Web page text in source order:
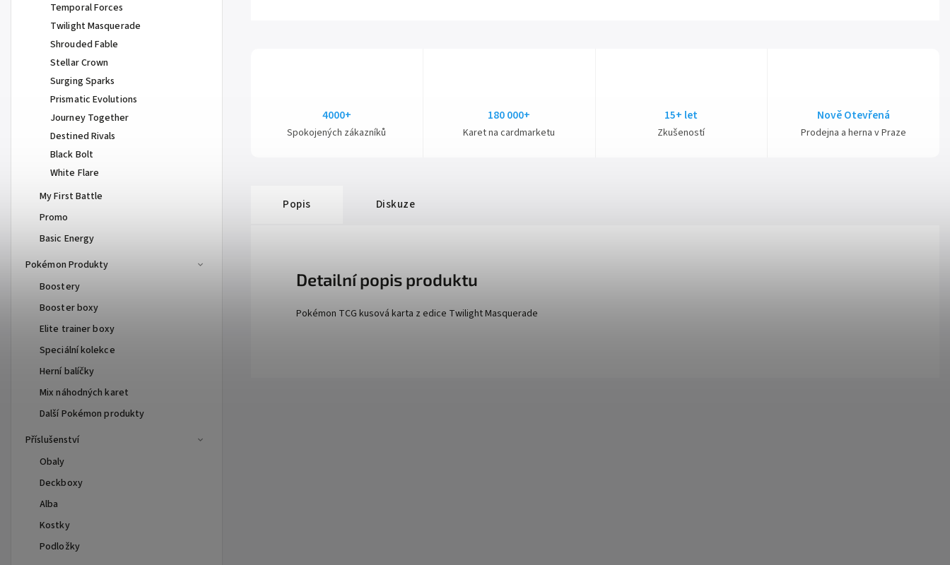
Temporal Forces
Twilight Masquerade
Shrouded Fable
Stellar Crown
Surging Sparks
Prismatic Evolutions
Journey Together
Destined Rivals
Black Bolt
White Flare
My First Battle
Promo
Basic Energy
Pokémon Produkty
Boostery
Booster boxy
Elite trainer boxy
Speciální kolekce
Herní balíčky
Mix náhodných karet
Další Pokémon produkty
Příslušenství
Obaly
Deckboxy
Alba
Kostky
Podložky
4000+
Spokojených zákazníků
180 000+
Karet na cardmarketu
15+ let
Zkušeností
Nově Otevřená
Prodejna a herna v Praze
Popis Diskuze
Detailní popis produktu
Pokémon TCG kusová karta z edice Twilight Masquerade